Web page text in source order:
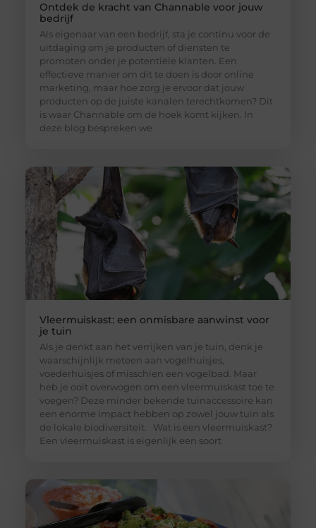
Ontdek de kracht van Channable voor jouw
bedrijf
Als eigenaar van een bedrijf, sta je continu voor de
uitdaging om je producten of diensten te
promoten onder je potentiële klanten. Een
effectieve manier om dit te doen is door online
marketing, maar hoe zorg je ervoor dat jouw
producten op de juiste kanalen terechtkomen? Dit
is waar Channable om de hoek komt kijken. In
deze blog bespreken we
Vleermuiskast: een onmisbare aanwinst voor
je tuin
Als je denkt aan het verrijken van je tuin, denk je
waarschijnlijk meteen aan vogelhuisjes,
voederhuisjes of misschien een vogelbad. Maar
heb je ooit overwogen om een vleermuiskast toe te
voegen? Deze minder bekende tuinaccessoire kan
een enorme impact hebben op zowel jouw tuin als
de lokale biodiversiteit. Wat is een vleermuiskast?
Een vleermuiskast is eigenlijk een soort